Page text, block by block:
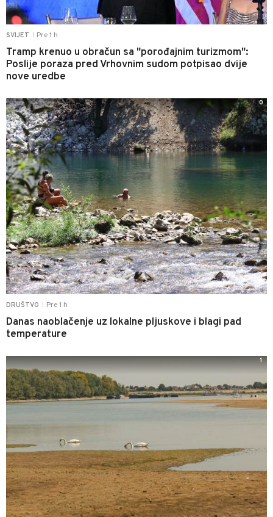
SVIJET Pre 1 h
Tramp krenuo u obračun sa "porođajnim turizmom":
Poslije poraza pred Vrhovnim sudom potpisao dvije
nove uredbe
DRUŠTVO Pre 1 h
Danas naoblačenje uz lokalne pljuskove i blagi pad
temperature
0
1